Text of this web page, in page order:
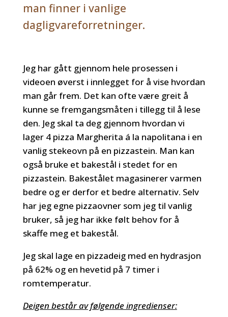
man finner i vanlige
dagligvareforretninger.
Jeg har gått gjennom hele prosessen i
videoen øverst i innlegget for å vise hvordan
man går frem. Det kan ofte være greit å
kunne se fremgangsmåten i tillegg til å lese
den. Jeg skal ta deg gjennom hvordan vi
lager 4 pizza Margherita á la napolitana i en
vanlig stekeovn på en pizzastein. Man kan
også bruke et bakestål i stedet for en
pizzastein. Bakestålet magasinerer varmen
bedre og er derfor et bedre alternativ. Selv
har jeg egne pizzaovner som jeg til vanlig
bruker, så jeg har ikke følt behov for å
skaffe meg et bakestål.
Jeg skal lage en pizzadeig med en hydrasjon
på 62% og en hevetid på 7 timer i
romtemperatur.
Deigen består av følgende ingredienser: